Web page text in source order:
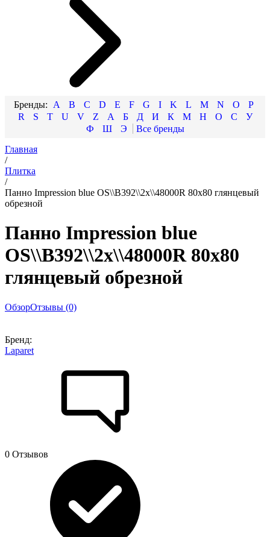
A B C D E F G I K L M N O
P
R
S T U V Z А Б Д И К М Н О С
У
Ф
Ш
Э
Главная
/
Плитка
/
Панно Impression blue OS\\B392\\2x\\48000R 80x80 глянцевый
обрезной
Панно Impression blue
OS\\B392\\2x\\48000R 80x80
глянцевый обрезной
ОбзорОтзывы (0)
Бренд:
Laparet
0 Отзывов